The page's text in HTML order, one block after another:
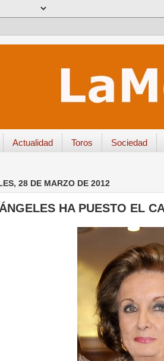
Actualidad Toros Sociedad
28 DE MARZO DE 2012
HA PUESTO EL